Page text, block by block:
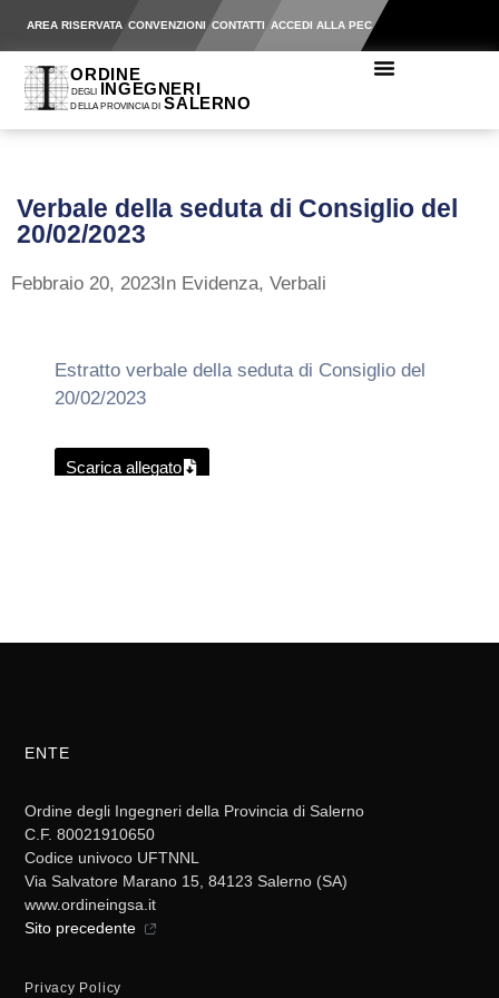
AREA RISERVATA CONVENZIONI CONTATTI ACCEDI ALLA PEC
Verbale della seduta di Consiglio del
20/02/2023
Febbraio 20, 2023In Evidenza, Verbali
Estratto verbale della seduta di Consiglio del
20/02/2023
Scarica allegato
ENTE
Ordine degli Ingegneri della Provincia di Salerno
C.F. 80021910650
Codice univoco UFTNNL
Via Salvatore Marano 15, 84123 Salerno (SA)
www.ordineingsa.it
Sito precedente
Privacy Policy